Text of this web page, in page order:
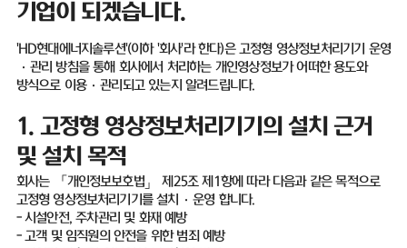
기업이 되겠습니다.
'HD현대에너지솔루션'(이하'회사'라 한다)은 고정형 영상정보처리기기 운영
· 관리 방침을 통해 회사에서 처리하는 개인영상정보가 어떠한 용도와
방식으로 이용·관리되고 있는지 알려드립니다.
1. 고정형 영상정보처리기기의 설치 근거
및 설치 목적
회사는 「개인정보보호법」 제 25조 제 1항에 따라 다음과 같은 목적으로
고정형 영상정보처리기기를 설치
· 운영 합니다.
-시설안전,주차관리 및 화재 예방
-고객 및 임직원의 안전을 위한 범죄 예방